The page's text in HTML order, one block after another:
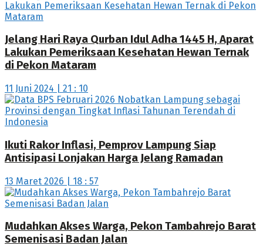
Jelang Hari Raya Qurban Idul Adha 1445 H, Aparat
Lakukan Pemeriksaan Kesehatan Hewan Ternak
di Pekon Mataram
11 Juni 2024 | 21 : 10
Ikuti Rakor Inflasi, Pemprov Lampung Siap
Antisipasi Lonjakan Harga Jelang Ramadan
13 Maret 2026 | 18 : 57
Mudahkan Akses Warga, Pekon Tambahrejo Barat
Semenisasi Badan Jalan